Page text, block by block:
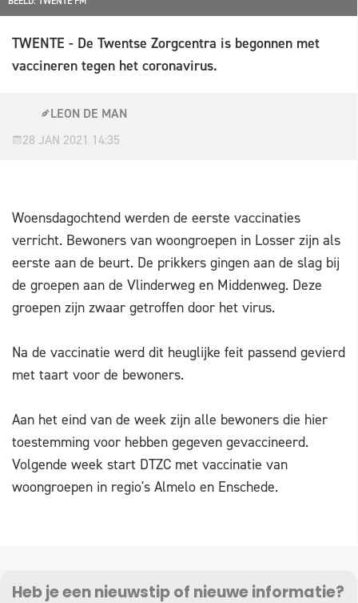
TWENTE - De Twentse Zorgcentra is begonnen met
vaccineren tegen het coronavirus.
LEON DE MAN
28 JAN 2021 14:35
Woensdagochtend werden de eerste vaccinaties
verricht. Bewoners van woongroepen in Losser zijn als
eerste aan de beurt. De prikkers gingen aan de slag bij
de groepen aan de Vlinderweg en Middenweg. Deze
groepen zijn zwaar getroffen door het virus.
Na de vaccinatie werd dit heuglijke feit passend gevierd
met taart voor de bewoners.
Aan het eind van de week zijn alle bewoners die hier
toestemming voor hebben gegeven gevaccineerd.
Volgende week start DTZC met vaccinatie van
woongroepen in regio's Almelo en Enschede.
Heb je een nieuwstip of nieuwe informatie?